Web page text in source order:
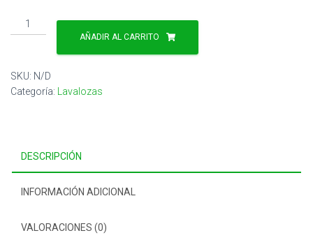
Lavaloza
Liquido
AÑADIR AL CARRITO
SKU: N/D
Categoría:
Lavalozas
DESCRIPCIÓN
INFORMACIÓN ADICIONAL
VALORACIONES (0)